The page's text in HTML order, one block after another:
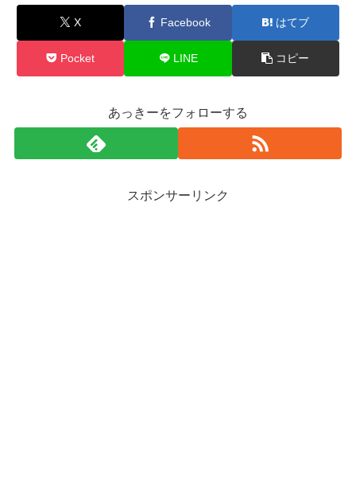
X Facebook はてブ
Pocket LINE コピー
あっきーをフォローする
スポンサーリンク